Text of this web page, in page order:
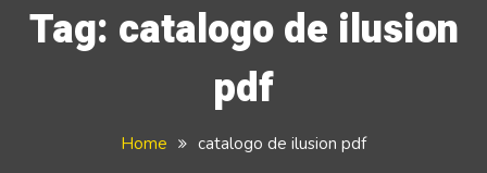
Tag: catalogo de ilusion
pdf
Home catalogo de ilusion pdf